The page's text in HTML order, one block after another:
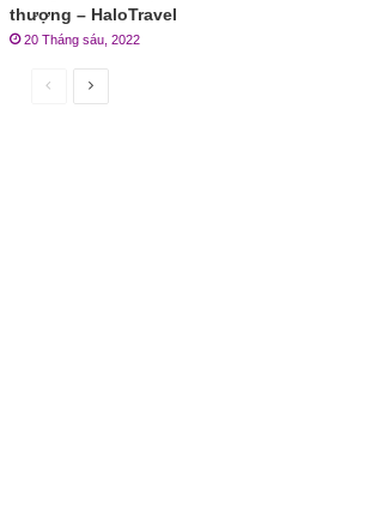
thượng – HaloTravel
20 Tháng sáu, 2022
Trang